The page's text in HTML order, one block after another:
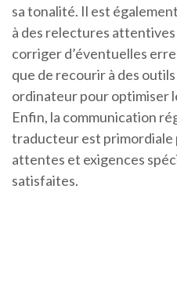
sa tonalité. Il est
à des relectures
corriger d’éventuelles
que de recourir à des
ordinateur pour optimiser
Enfin, la communication
traducteur est primordiale
attentes et exigences
satisfaites.